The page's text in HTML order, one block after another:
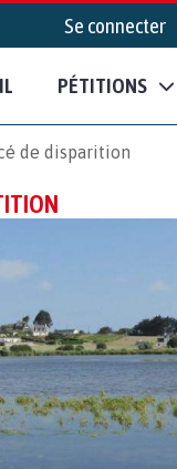
Se connecter
PÉTITIONS
de disparition